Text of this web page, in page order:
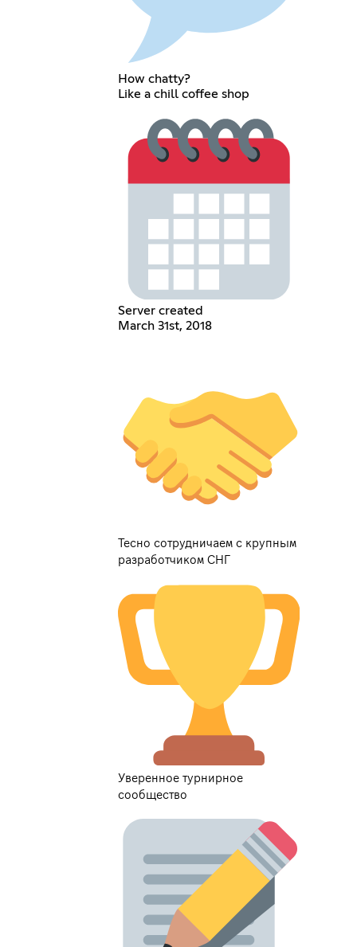
How chatty?
Like a chill coffee shop
Server created
March 31st, 2018
Тесно сотрудничаем с крупным
разработчиком СНГ
Уверенное турнирное
сообщество